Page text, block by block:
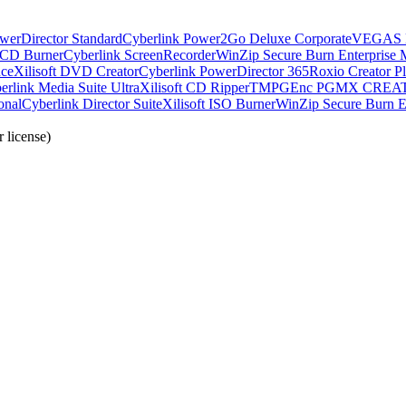
StandardCyberlink Power2Go Deluxe CorporateVEGAS
BurnerCyberlink ScreenRecorderWinZip Secure Burn Enterprise
Xilisoft DVD CreatorCyberlink PowerDirector 365Roxio Creator
Media Suite UltraXilisoft CD RipperTMPGEnc PGMX
Cyberlink Director SuiteXilisoft ISO BurnerWinZip Secure Burn
license)